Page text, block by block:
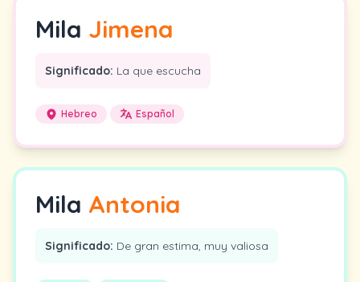
Mila Jimena
Significado: La que escucha
Hebreo Español
Mila Antonia
Significado: De gran estima, muy valiosa